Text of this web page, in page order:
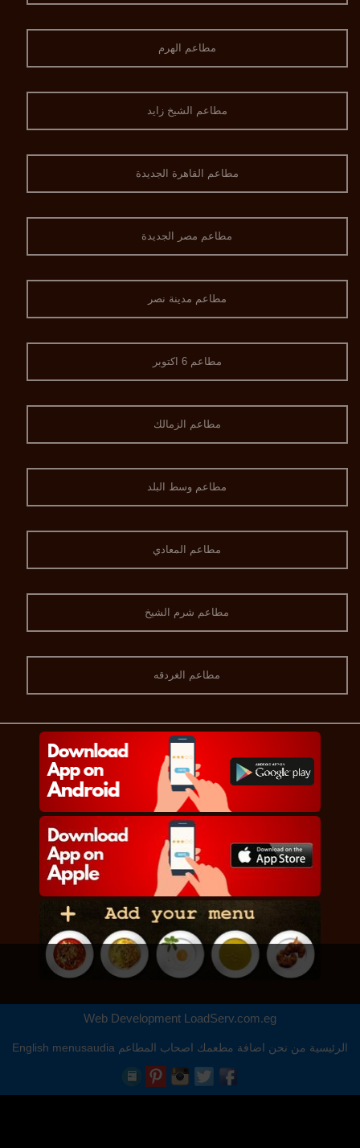
مطاعم الهرم
مطاعم الشيخ زايد
مطاعم القاهرة الجديدة
مطاعم مصر الجديدة
مطاعم مدينة نصر
مطاعم 6 اكتوبر
مطاعم الزمالك
مطاعم وسط البلد
مطاعم المعادي
مطاعم شرم الشيخ
مطاعم الغردقه
Web Development LoadServ.com.eg
الرئيسية من نحن اضافة مطعمك اصحاب المطاعم menusaudia
English